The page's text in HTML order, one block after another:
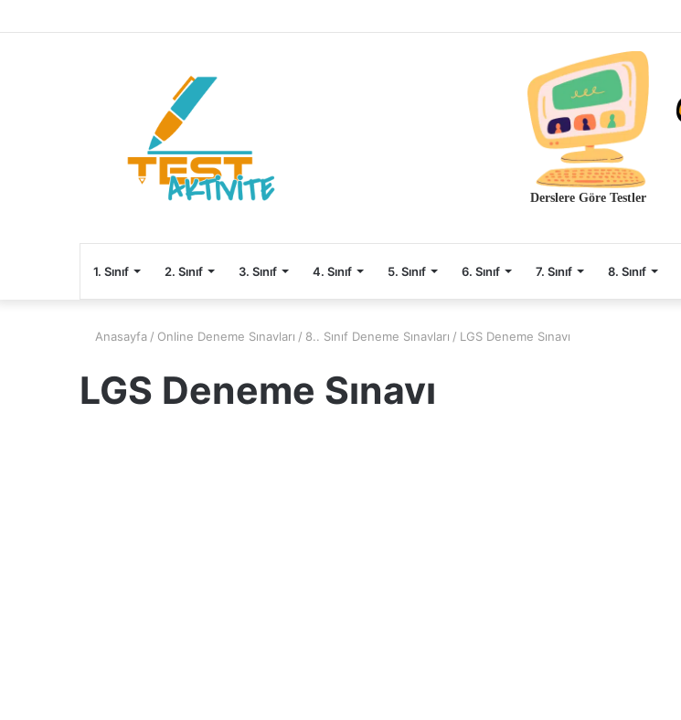
Derslere Göre Testler
1. Sınıf 2. Sınıf 3. Sınıf 4. Sınıf 5. Sınıf 6. Sınıf 7. Sınıf 8. Sınıf
Anasayfa / Online Deneme Sınavları / 8.. Sınıf Deneme Sınavları / LGS Deneme Sınavı
LGS Deneme Sınavı